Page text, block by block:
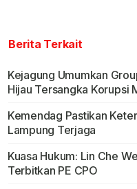
Berita Terkait
Kejagung Umumkan
Hijau Tersangka Korupsi
Kemendag Pastikan
Lampung Terjaga
Kuasa Hukum: Lin Che
Terbitkan PE CPO